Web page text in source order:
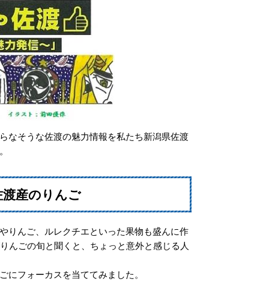
なそうな佐渡の魅力情報を私たち新潟県佐渡
産のりんご
りんご、ルレクチエといった果物も盛んに作
んごの旬と聞くと、ちょっと意外と感じる人
フォーカスを当ててみました。